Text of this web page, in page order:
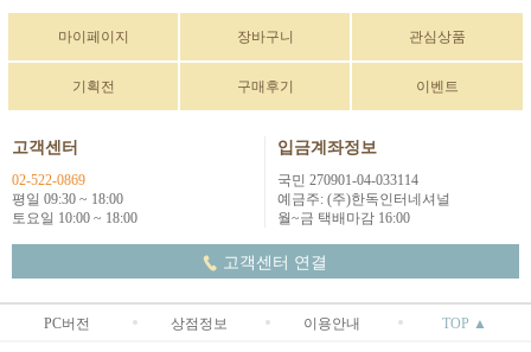
마이페이지 장바구니 관심상품
기획전 구매후기 이벤트
고객센터
02-522-0869
평일 09:30 ~ 18:00
토요일 10:00 ~ 18:00
입금계좌정보
국민 270901-04-033114
예금주: (주)한독인터네셔널
월~금 택배마감 16:00
고객센터 연결
PC버전 상점정보 이용안내 TOP ▲